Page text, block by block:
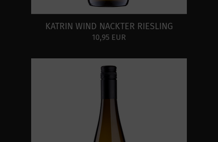
KATRIN WIND NACKTER RIESLING
10,95 EUR